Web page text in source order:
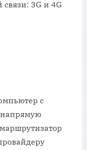
3G и 4G
с